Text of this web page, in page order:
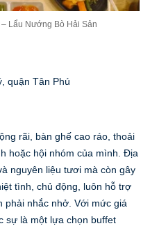
Lẩu Nướng Bò Hải Sản
quận Tân Phú
rãi, bàn ghế cao ráo, thoải
hoặc hội nhóm của mình. Địa
nguyên liệu tươi mà còn gây
tình, chủ động, luôn hỗ trợ
phải nhắc nhở. Với mức giá
sự là một lựa chọn buffet